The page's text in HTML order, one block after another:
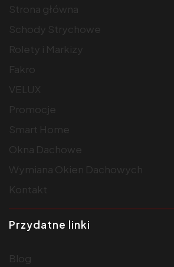
Strona główna
Schody Strychowe
Rolety i Markizy
Fakro
VELUX
Promocje
Smart Home
Okna Dachowe
Wymiana Okien Dachowych
Kontakt
Przydatne linki
Blog